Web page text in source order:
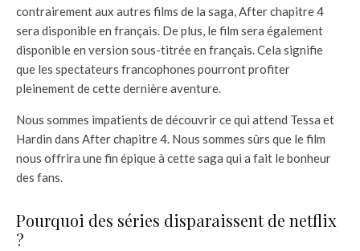
contrairement aux autres films de la saga, After chapitre 4
sera disponible en français. De plus, le film sera également
disponible en version sous-titrée en français. Cela signifie
que les spectateurs francophones pourront profiter
pleinement de cette dernière aventure.
Nous sommes impatients de découvrir ce qui attend Tessa et
Hardin dans After chapitre 4. Nous sommes sûrs que le film
nous offrira une fin épique à cette saga qui a fait le bonheur
des fans.
Pourquoi des séries disparaissent de netflix
?